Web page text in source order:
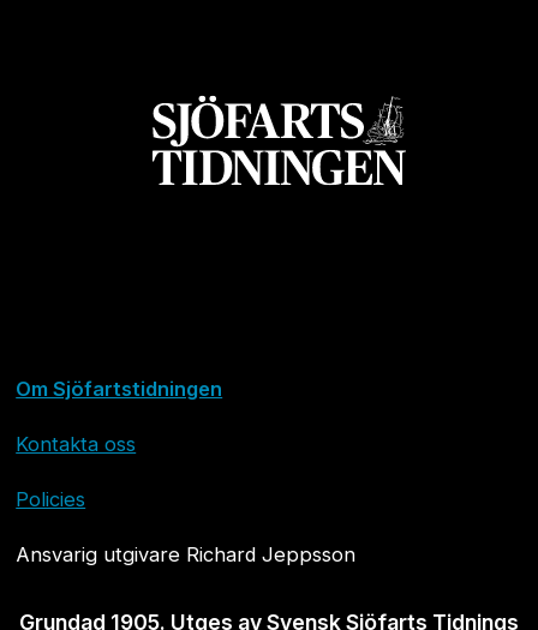
Om Sjöfartstidningen
Kontakta oss
Policies
Ansvarig utgivare Richard Jeppsson
Grundad 1905. Utges av Svensk Sjöfarts Tidnings